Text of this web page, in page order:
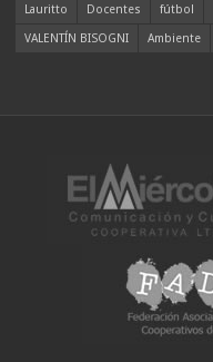
Lauritto
Docentes fútbol
VALENTÍN BISOGNI
Ambiente